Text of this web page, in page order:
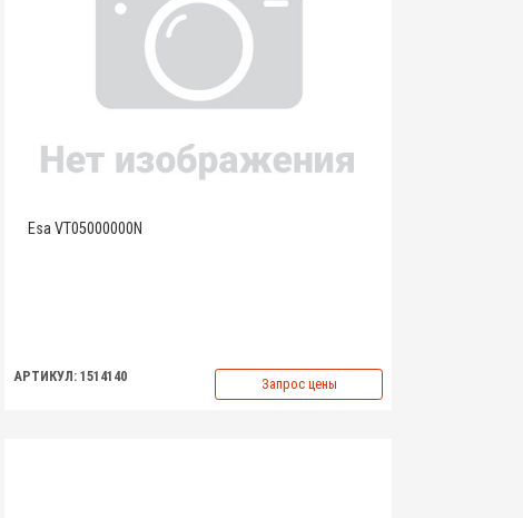
Esa VT05000000N
АРТИКУЛ: 1514140 Запрос цены